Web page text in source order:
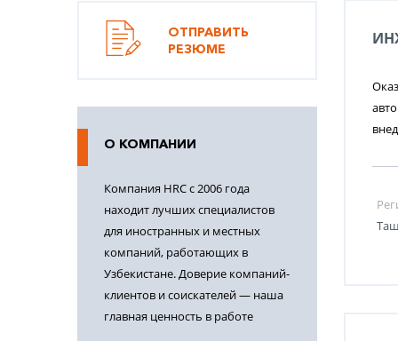
ОТПРАВИТЬ
РЕЗЮМЕ
О КОМПАНИИ
Компания HRC с 2006 года
находит лучших специалистов
для иностранных и местных
компаний, работающих в
Узбекистане. Доверие компаний-
клиентов и соискателей — наша
главная ценность в работе